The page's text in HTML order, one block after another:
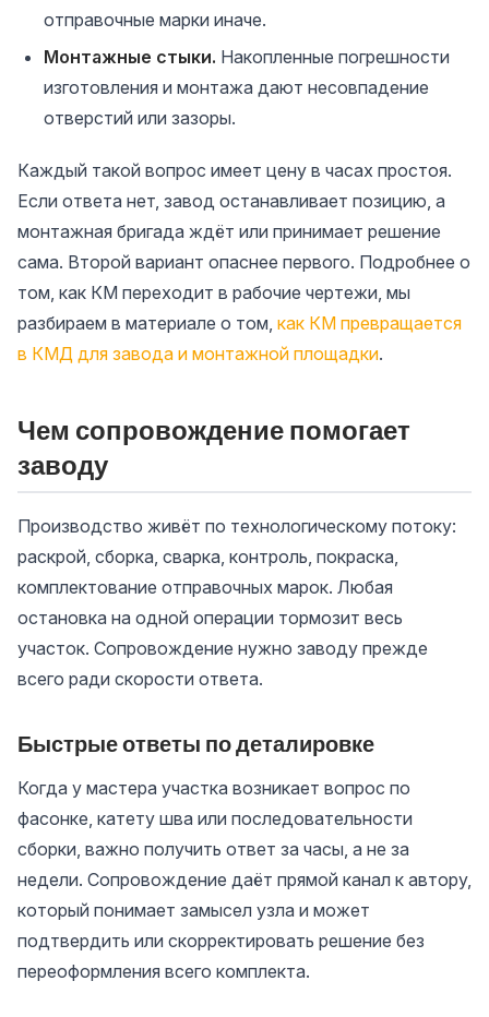
отправочные марки иначе.
Монтажные стыки. Накопленные погрешности
изготовления и монтажа дают несовпадение
отверстий или зазоры.
Каждый такой вопрос имеет цену в часах простоя.
Если ответа нет, завод останавливает позицию, а
монтажная бригада ждёт или принимает решение
сама. Второй вариант опаснее первого. Подробнее о
том, как КМ переходит в рабочие чертежи, мы
разбираем в материале о том, как КМ превращается
в КМД для завода и монтажной площадки.
Чем сопровождение помогает
заводу
Производство живёт по технологическому потоку:
раскрой, сборка, сварка, контроль, покраска,
комплектование отправочных марок. Любая
остановка на одной операции тормозит весь
участок. Сопровождение нужно заводу прежде
всего ради скорости ответа.
Быстрые ответы по деталировке
Когда у мастера участка возникает вопрос по
фасонке, катету шва или последовательности
сборки, важно получить ответ за часы, а не за
недели. Сопровождение даёт прямой канал к автору,
который понимает замысел узла и может
подтвердить или скорректировать решение без
переоформления всего комплекта.